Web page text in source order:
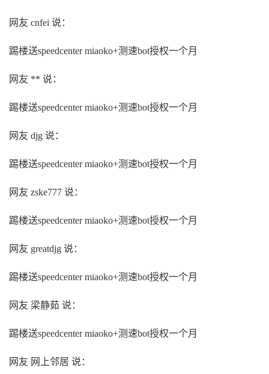
网友 cnfei 说：
踢楼送speedcenter miaoko+测速bot授权一个月
网友 ** 说：
踢楼送speedcenter miaoko+测速bot授权一个月
网友 djg 说：
踢楼送speedcenter miaoko+测速bot授权一个月
网友 zske777 说：
踢楼送speedcenter miaoko+测速bot授权一个月
网友 greatdjg 说：
踢楼送speedcenter miaoko+测速bot授权一个月
网友 梁静茹 说：
踢楼送speedcenter miaoko+测速bot授权一个月
网友 网上邻居 说：